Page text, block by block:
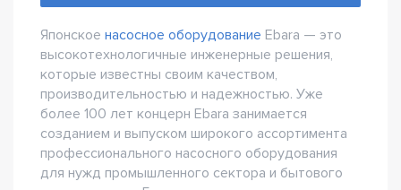
Японское насосное оборудование Ebara — это
высокотехнологичные инженерные решения,
которые известны своим качеством,
производительностью и надежностью. Уже
более 100 лет концерн Ebara занимается
созданием и выпуском широкого ассортимента
профессионального насосного оборудования
для нужд промышленного сектора и бытового